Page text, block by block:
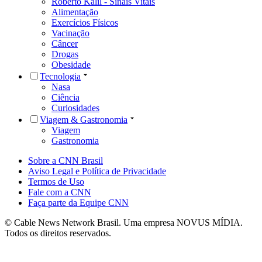
Alimentação
Exercícios Físicos
Vacinação
Câncer
Drogas
Obesidade
Tecnologia
Nasa
Ciência
Curiosidades
Viagem & Gastronomia
Viagem
Gastronomia
Sobre a CNN Brasil
Aviso Legal e Política de Privacidade
Termos de Uso
Fale com a CNN
Faça parte da Equipe CNN
© Cable News Network Brasil. Uma empresa NOVUS MÍDIA.
Todos os direitos reservados.